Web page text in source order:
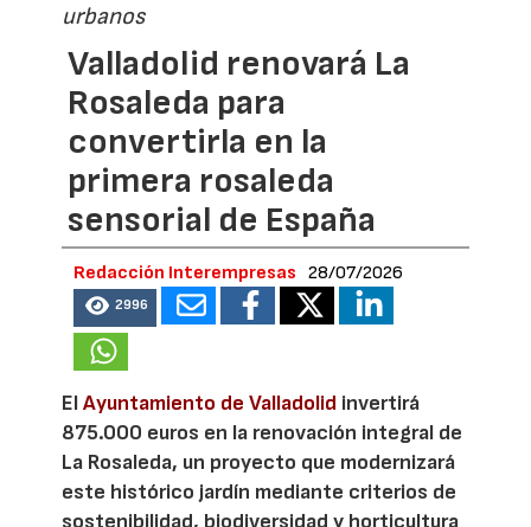
urbanos
Valladolid renovará La
Rosaleda para
convertirla en la
primera rosaleda
sensorial de España
Redacción Interempresas 28/07/2026
2996
ElAyuntamiento de Valladolid invertirá
875.000 euros en la renovación integral de
La Rosaleda, un proyecto que modernizará
este histórico jardín mediante criterios de
sostenibilidad, biodiversidad y horticultura